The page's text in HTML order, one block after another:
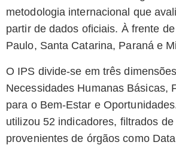
metodologia internacional que
partir de dados oficiais. À frente
Paulo, Santa Catarina, Paraná e
O IPS divide-se em três
Necessidades Humanas Básicas,
para o Bem-Estar e
utilizou 52 indicadores, filtrados
provenientes de órgãos como